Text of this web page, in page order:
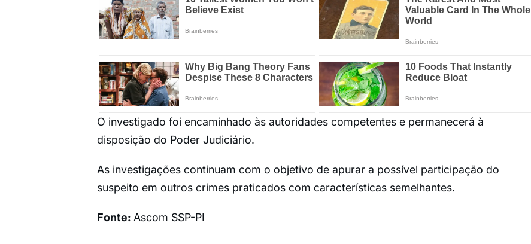
O investigado foi encaminhado às autoridades competentes e permanecerá à
disposição do Poder Judiciário.
As investigações continuam com o objetivo de apurar a possível participação do
suspeito em outros crimes praticados com características semelhantes.
Fonte: Ascom SSP-PI